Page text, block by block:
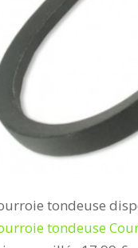
tondeuse
tondeuse